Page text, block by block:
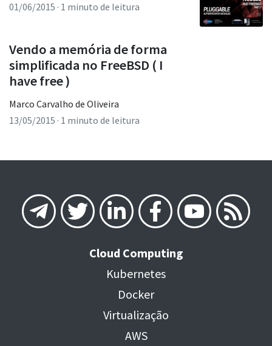
01/06/2015 · 1 minuto de leitura
Vendo a memória de forma
simplificada no FreeBSD ( I
have free )
Marco Carvalho de Oliveira
13/05/2015 · 1 minuto de leitura
Cloud Computing
Kubernetes
Docker
Virtualização
AWS